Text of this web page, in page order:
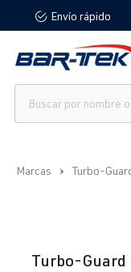
principalEnvío rápido
Marcas Turbo-
Turbo-Guard